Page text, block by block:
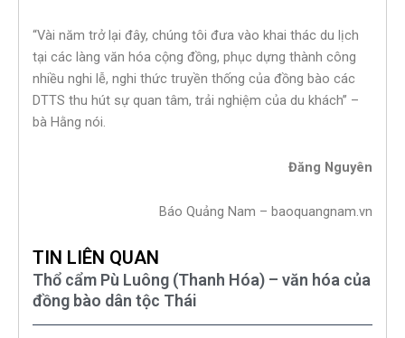
“Vài năm trở lại đây, chúng tôi đưa vào khai thác du lịch
tại các làng văn hóa cộng đồng, phục dựng thành công
nhiều nghi lễ, nghi thức truyền thống của đồng bào các
DTTS thu hút sự quan tâm, trải nghiệm của du khách” –
bà Hằng nói.
Đăng Nguyên
Báo Quảng Nam – baoquangnam.vn
TIN LIÊN QUAN
Thổ cẩm Pù Luông (Thanh Hóa) – văn hóa của
đồng bào dân tộc Thái